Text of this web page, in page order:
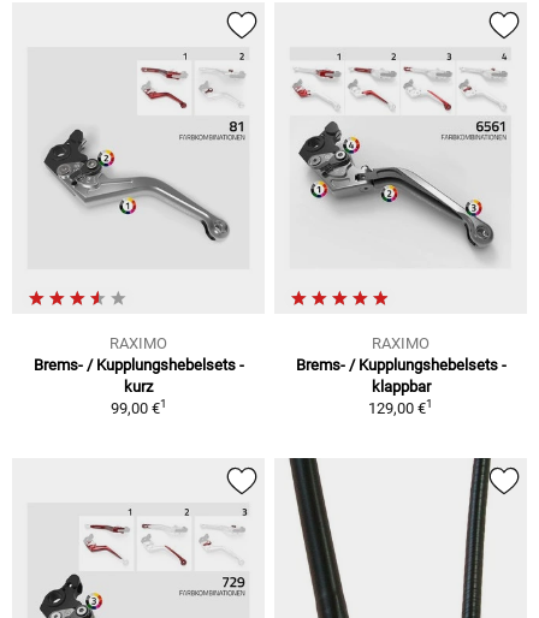
RAXIMO
Brems- / Kupplungshebelsets -
kurz
99,00 €1
RAXIMO
Brems- / Kupplungshebelsets -
klappbar
129,00 €1